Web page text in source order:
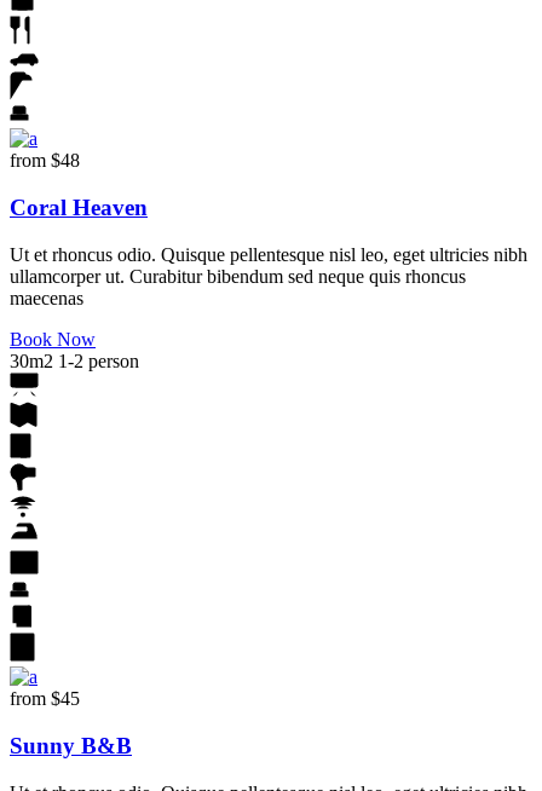
from $48
Coral Heaven
Ut et rhoncus odio. Quisque pellentesque nisl leo, eget ultricies nibh
ullamcorper ut. Curabitur bibendum sed neque quis rhoncus
maecenas
Book Now
30m2 1-2 person
from $45
Sunny B&B